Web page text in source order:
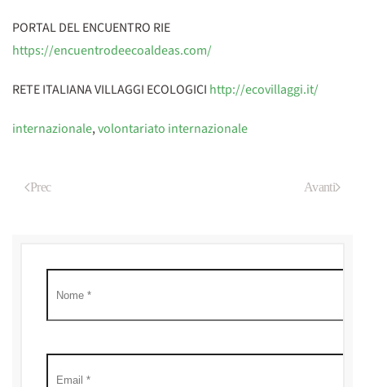
PORTAL DEL ENCUENTRO RIE
https://encuentrodeecoaldeas.com/
RETE ITALIANA VILLAGGI ECOLOGICI http://ecovillaggi.it/
internazionale,volontariato internazionale
Prec Avanti